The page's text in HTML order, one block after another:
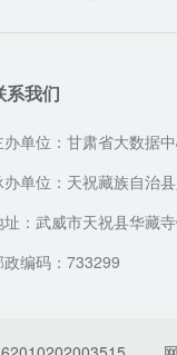
系我们
办单位：甘肃省大数据
办单位：天祝藏族自治
址：武威市天祝县华藏
政编码：733299